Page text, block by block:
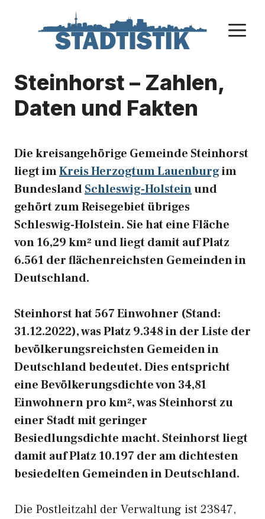
Steinhorst – Zahlen,
Daten und Fakten
Die kreisangehörige Gemeinde Steinhorst
liegt imKreis Herzogtum Lauenburgim
BundeslandSchleswig-Holsteinund
gehört zum Reisegebiet übriges
Schleswig-Holstein. Sie hat eine Fläche
von 16,29 km² und liegt damit auf Platz
6.561 der flächenreichsten Gemeinden in
Deutschland.
Steinhorst hat 567 Einwohner (Stand:
31.12.2022), was Platz 9.348 in der Liste der
bevölkerungsreichsten Gemeiden in
Deutschland bedeutet. Dies entspricht
eine Bevölkerungsdichte von 34,81
Einwohnern pro km², was Steinhorst zu
einer Stadt mit geringer
Besiedlungsdichte macht. Steinhorst liegt
damit auf Platz 10.197 der am dichtesten
besiedelten Gemeinden in Deutschland.
Die Postleitzahl der Verwaltung ist 23847,